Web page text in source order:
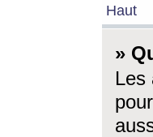
Haut
»
Les